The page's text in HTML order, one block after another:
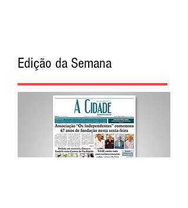
Edição da Semana